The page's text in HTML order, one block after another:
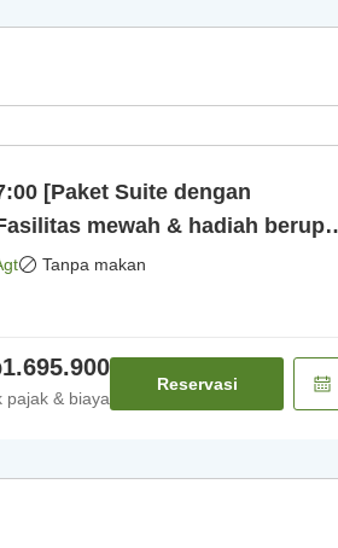
[Paket Suite dengan
mewah & hadiah berupa
beb [Kamar saja]
Tanpa makan
pajak & biaya
Reservasi